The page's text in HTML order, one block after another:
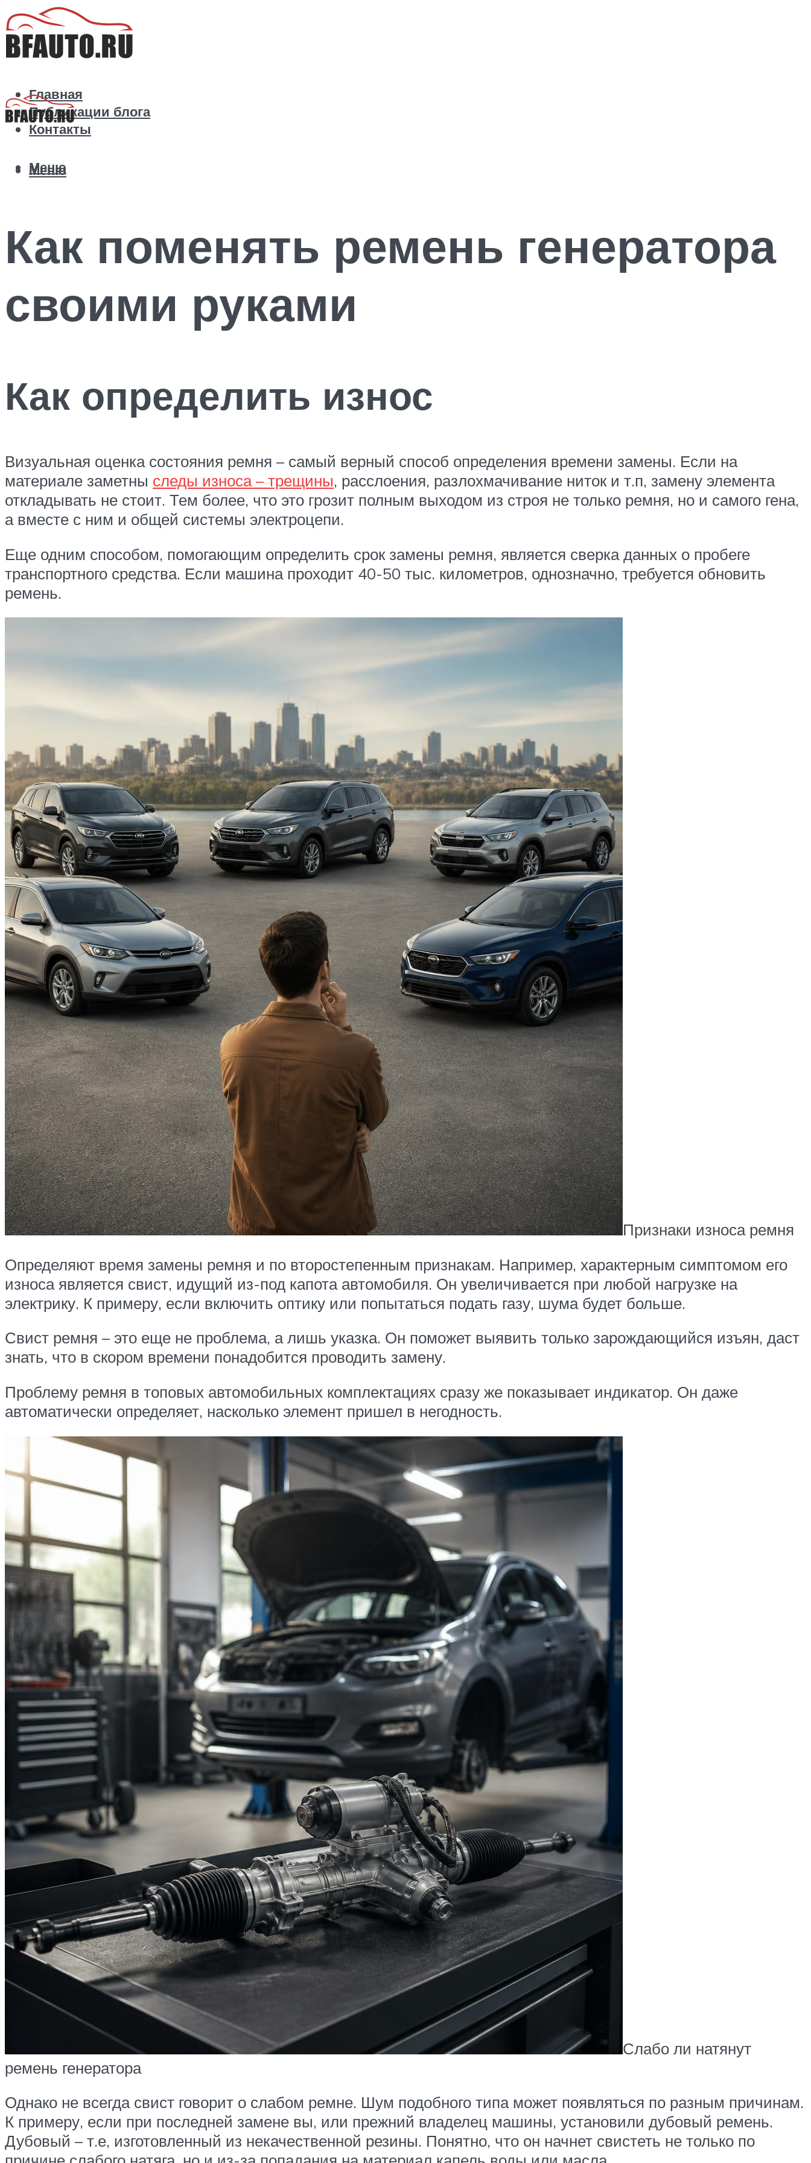
Главная
Публикации блога
Контакты
Меню
Меню
Как поменять ремень генератора
своими руками
Как определить износ
Визуальная оценка состояния ремня – самый верный способ определения времени замены. Если на
материале заметны следы износа – трещины, расслоения, разлохмачивание ниток и т.п, замену элемента
откладывать не стоит. Тем более, что это грозит полным выходом из строя не только ремня, но и самого гена,
а вместе с ним и общей системы электроцепи.
Еще одним способом, помогающим определить срок замены ремня, является сверка данных о пробеге
транспортного средства. Если машина проходит 40-50 тыс. километров, однозначно, требуется обновить
ремень.
Признаки износа ремня
Определяют время замены ремня и по второстепенным признакам. Например, характерным симптомом его
износа является свист, идущий из-под капота автомобиля. Он увеличивается при любой нагрузке на
электрику. К примеру, если включить оптику или попытаться подать газу, шума будет больше.
Свист ремня – это еще не проблема, а лишь указка. Он поможет выявить только зарождающийся изъян, даст
знать, что в скором времени понадобится проводить замену.
Проблему ремня в топовых автомобильных комплектациях сразу же показывает индикатор. Он даже
автоматически определяет, насколько элемент пришел в негодность.
Слабо ли натянут
ремень генератора
Однако не всегда свист говорит о слабом ремне. Шум подобного типа может появляться по разным причинам.
К примеру, если при последней замене вы, или прежний владелец машины, установили дубовый ремень.
Дубовый – т.е, изготовленный из некачественной резины. Понятно, что он начнет свистеть не только по